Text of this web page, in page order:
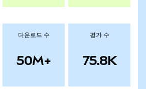
다운로드 수
50M+
평가 수
75.8K